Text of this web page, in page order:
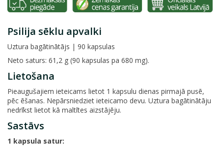
Psilija sēklu apvalki
Uztura bagātinātājs | 90 kapsulas
Neto saturs: 61,2 g (90 kapsulas pa 680 mg).
Lietošana
Pieaugušajiem ieteicams lietot 1 kapsulu dienas pirmajā pusē,
pēc ēšanas. Nepārsniedziet ieteicamo devu. Uztura bagātinātāju
nedrīkst lietot kā maltītes aizstājēju.
Sastāvs
1 kapsula satur: